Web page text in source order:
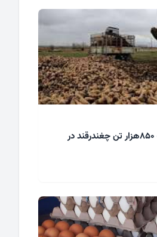
پیش‌بینی برداشت ۸۵۰هزار تن چغندرقند در